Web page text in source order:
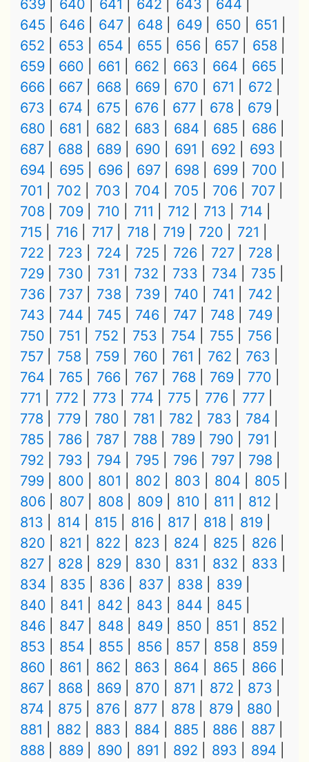
639
640 641 642 643
644
645
646 647 648 649 650
651
652
653 654 655 656 657
658
659
660 661 662 663 664
665
666
667 668 669 670 671
672
673
674 675 676 677 678
679
680
681 682 683 684 685
686
687
688 689 690 691 692
693
694
695 696 697 698 699
700
701
702 703 704 705 706
707
708
709 710 711 712 713
714
715
716 717 718 719 720
721
722
723 724 725 726 727
728
729
730 731 732 733 734
735
736
737 738 739 740 741
742
743
744 745 746 747 748
749
750
751 752 753 754 755
756
757
758 759 760 761 762
763
764
765 766 767 768 769
770
771
772 773 774 775 776
777
778
779 780 781 782 783
784
785
786 787 788 789 790
791
792
793 794 795 796 797
798
799
800 801 802 803 804
805
806
807 808 809 810 811
812
813
814 815 816 817 818
819
820
821 822 823 824 825
826
827
828 829 830 831 832
833
834
835 836 837 838
839
840
841 842 843 844
845
846
847 848 849 850 851
852
853
854 855 856 857 858
859
860
861 862 863 864 865
866
867
868 869 870 871 872
873
874
875 876 877 878 879
880
881
882 883 884 885 886
887
888
889 890 891 892 893
894